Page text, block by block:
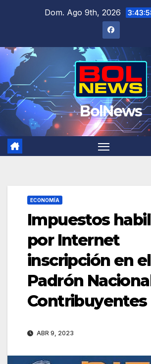
Dom. Ago 9th, 2026
BolNews
ECONOMÍA
Impuestos
por Internet
inscripción en el
Padrón
Contribuyentes
ABR 9, 2023